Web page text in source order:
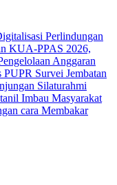
Perlindungan
KUA-PPAS 2026,
Anggaran
Survei Jembatan
Silaturahmi
Imbau Masyarakat
cara Membakar